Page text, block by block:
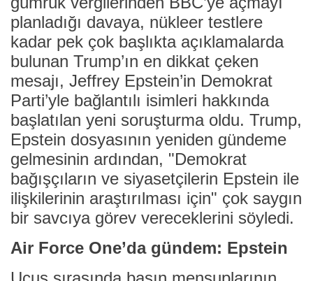
planladığı davaya, nükleer testlere
kadar pek çok başlıkta açıklamalarda
bulunan Trump’ın en dikkat çeken
mesajı, Jeffrey Epstein’in Demokrat
Parti’yle bağlantılı isimleri hakkında
başlatılan yeni soruşturma oldu. Trump,
Epstein dosyasının yeniden gündeme
gelmesinin ardından, "Demokrat
bağışçıların ve siyasetçilerin Epstein ile
ilişkilerinin araştırılması için" çok saygın
bir savcıya görev vereceklerini söyledi.
Air Force One’da gündem: Epstein